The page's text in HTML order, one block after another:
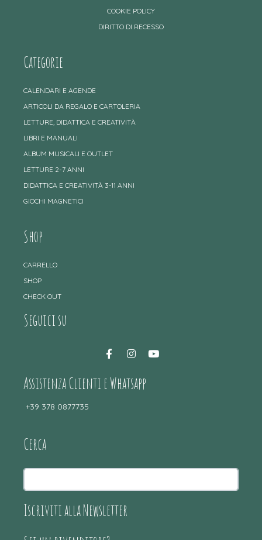
COOKIE POLICY
DIRITTO DI RECESSO
Categorie
CALENDARI E AGENDE
ARTICOLI DA REGALO E CARTOLERIA
LETTURE, DIDATTICA E CREATIVITÀ
LIBRI E MANUALI
ALBUM MUSICALI E OUTLET
LETTURE 2-7 ANNI
DIDATTICA E CREATIVITÀ 3-11 ANNI
GIOCHI MAGNETICI
Shop
CARRELLO
SHOP
CHECK OUT
Seguici su
Assistenza Clienti e Whatsapp
+39 378 0877735
Cerca
Iscriviti alla Newsletter